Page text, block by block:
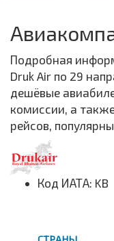
Подробная
Druk Air по 29
дешёвые
комиссии, а
рейсов,
Код ИАТА: KB